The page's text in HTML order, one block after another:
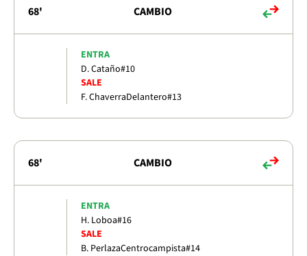
68' CAMBIO
ENTRA
D. Cataño#10
SALE
F. ChaverraDelantero#13
68' CAMBIO
ENTRA
H. Loboa#16
SALE
B. PerlazaCentrocampista#14